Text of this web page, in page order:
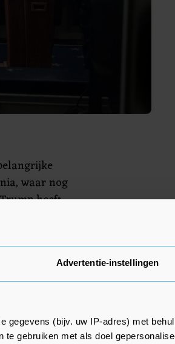
Advertentie-instellingen
gegevens (bijv. uw IP-adres) met
gebruiken met als doel
waar nog
heeft